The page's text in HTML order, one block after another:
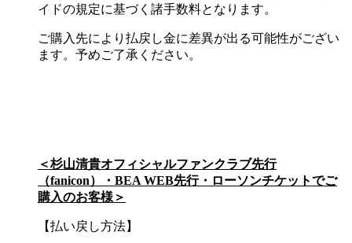
イドの規定に基づく諸手数料となります。
ご購入先により払戻し金に差異が出る可能性がござい
ます。予めご了承ください。
＜杉山清貴オフィシャルファンクラブ先行
（fanicon）・BEA WEB先行・ローソンチケットでご
購入のお客様＞
【払い戻し方法】